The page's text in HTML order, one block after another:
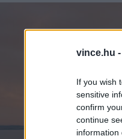
vince.hu -
If you wish
sensitive
confirm
continue
information